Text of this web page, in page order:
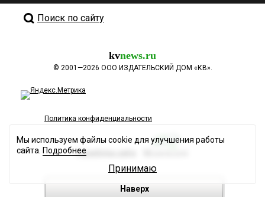
Поиск по сайту
kvnews.ru
© 2001—2026 ООО ИЗДАТЕЛЬСКИЙ ДОМ «КВ».
Политика конфиденциальности
Разработка сайта
Наверх
Мы используем файлы cookie для улучшения работы
сайта. Подробнее
Принимаю